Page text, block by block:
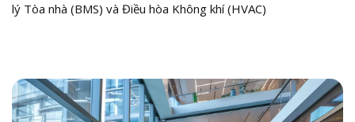
lý Tòa nhà (BMS) và Điều hòa Không khí (HVAC)